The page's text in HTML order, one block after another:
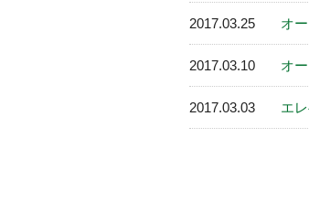
2017.03.25 オ
2017.03.10 オ
2017.03.03 エ